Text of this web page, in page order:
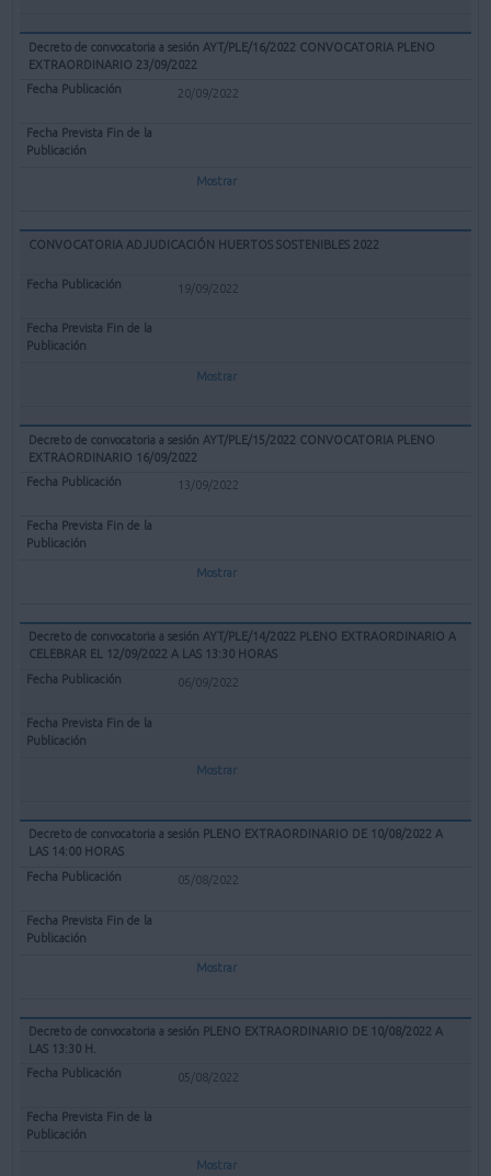
Decreto de convocatoria a sesión AYT/PLE/16/2022 CONVOCATORIA PLENO
EXTRAORDINARIO 23/09/2022
20/09/2022
Mostrar
CONVOCATORIA ADJUDICACIÓN HUERTOS SOSTENIBLES 2022
19/09/2022
Mostrar
Decreto de convocatoria a sesión AYT/PLE/15/2022 CONVOCATORIA PLENO
EXTRAORDINARIO 16/09/2022
13/09/2022
Mostrar
Decreto de convocatoria a sesión AYT/PLE/14/2022 PLENO EXTRAORDINARIO A
CELEBRAR EL 12/09/2022 A LAS 13:30 HORAS
06/09/2022
Mostrar
Decreto de convocatoria a sesión PLENO EXTRAORDINARIO DE 10/08/2022 A
LAS 14:00 HORAS
05/08/2022
Mostrar
Decreto de convocatoria a sesión PLENO EXTRAORDINARIO DE 10/08/2022 A
LAS 13:30 H.
05/08/2022
Mostrar